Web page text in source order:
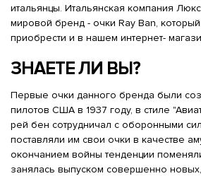
итальянцы. Итальянская компания
мировой бренд - очки Ray Ban,
приобрести и в нашем интернет-
ЗНАЕТЕ ЛИ ВЫ?
Первые очки данного бренда были
пилотов США в 1937 году, в стиле
рей бен сотрудничал с оборонными
поставляли им свои очки в качестве
окончанием войны тенденции
занялась выпуском совершенно